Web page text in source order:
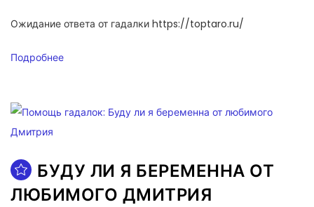
Ожидание ответа от гадалки https://toptaro.ru/
Подробнее
БУДУ ЛИ Я БЕРЕМЕННА ОТ
ЛЮБИМОГО ДМИТРИЯ